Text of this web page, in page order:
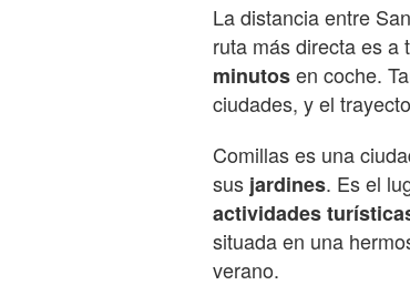
La distancia entre
ruta más directa es a
minutosen coche.
ciudades, y el
Comillas es una
sus jardines. Es el
actividades
situada en una
verano.